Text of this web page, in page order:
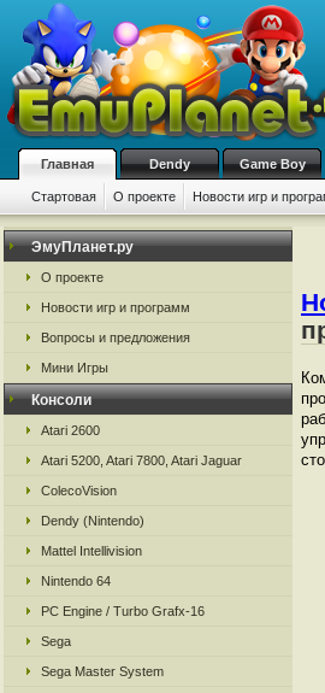
Главная Dendy Game Boy
Стартовая О проекте Новости игр и
ЭмуПланет.ру
О проекте
Новости игр и программ
Вопросы и предложения
Мини Игры
Консоли
Atari 2600
Atari 5200, Atari 7800, Atari Jaguar
ColecoVision
Dendy (Nintendo)
Mattel Intellivision
Nintendo 64
PC Engine / Turbo Grafx-16
Sega
Sega Master System